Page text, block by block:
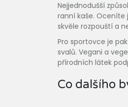
Nejjednodušší
ranní kaše. Oceníte
skvěle rozpouští a
Pro sportovce je
svalů. Vegani a
přírodních látek
Co dalšího